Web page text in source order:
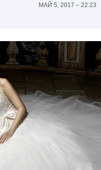
МАЙ 5, 2017 – 22:23